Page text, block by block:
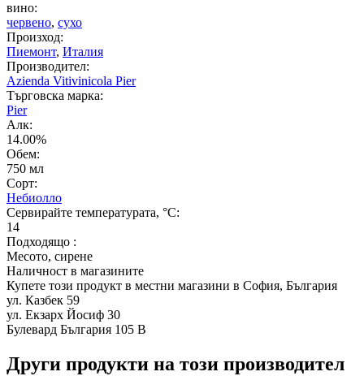
вино:
червено, сухо
Произход:
Пиемонт, Италия
Производител:
Azienda Vitivinicola Pier
Търговска марка:
Pier
Алк:
14.00%
Обем:
750 мл
Сорт:
Небиолло
Сервирайте температурата, °C:
14
Подходящо :
Месото, сирене
Наличност в магазините
Купете този продукт в местни магазини в София, България
ул. Казбек 59
ул. Екзарх Йосиф 30
Булевард България 105 В
Други продукти на този производител